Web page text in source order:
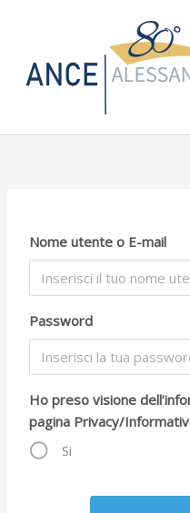
Nome utente o E-mail
Password
Ho preso visione
pagina Privacy/
Si